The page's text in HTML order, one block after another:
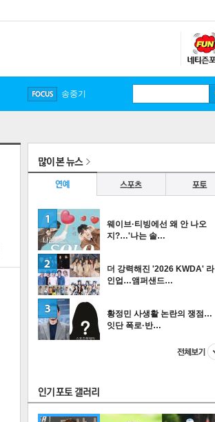
웨이브·티빙에선 왜 안 나오
지?…'나는 솔…
더 강력해진 '2026 KWDA' 라
인업…앰퍼샌드…
황정민 사생활 논란의 쟁점…
잇단 폭로·반…